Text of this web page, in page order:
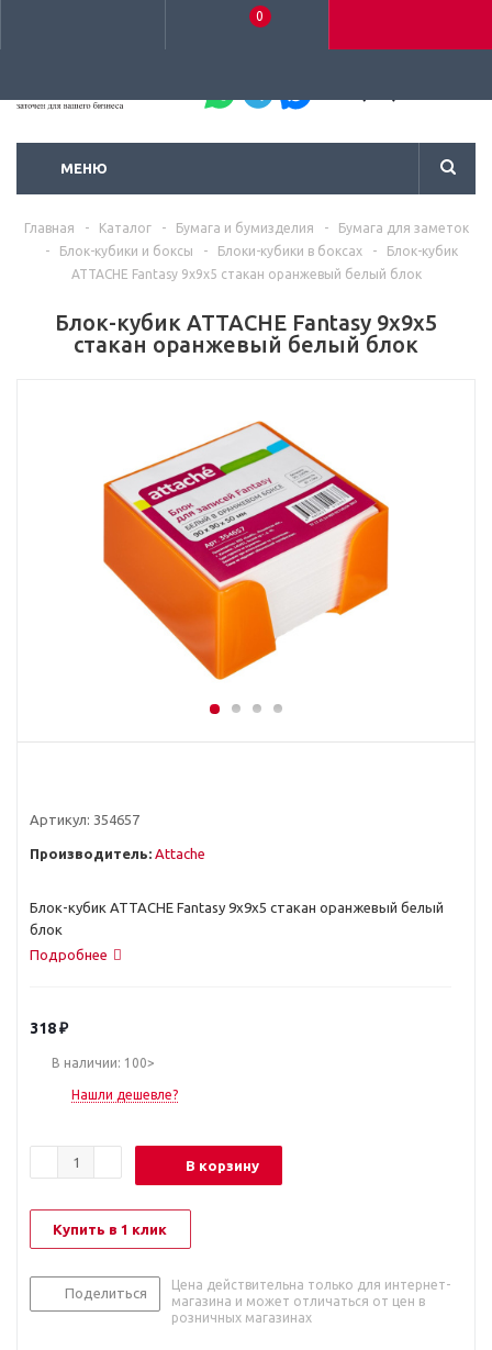
0
МЕНЮ
Главная - Каталог - Бумага и бумизделия -
Бумага для заметок
-
Блок-кубики и боксы - Блоки-кубики в боксах -
Блок-кубик
ATTACHE Fantasy 9х9х5 стакан оранжевый белый блок
Блок-кубик ATTACHE Fantasy 9х9х5
стакан оранжевый белый блок
Артикул: 354657
Производитель: Attache
Блок-кубик ATTACHE Fantasy 9х9х5 стакан оранжевый белый
блок
Подробнее
318₽
В наличии: 100>
Нашли дешевле?
В корзину
Купить в 1 клик
Поделиться
Цена действительна только для интернет-
магазина и может отличаться от цен в
розничных магазинах